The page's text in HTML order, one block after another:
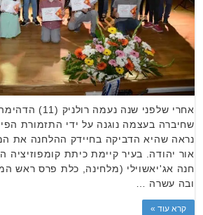
אחרי שלפני שנה
שחיברה בעצמה נוגנה על ידי התזמורת
נראה שהיא הדביקה בחיידק ההלחנה את
אור יהודה. בעיר קיימת כיתת קומפוזיציה
חנה אג'יאשוילי (מלחינה, כלת פרס ראש
ובה עשרה …
קרא עוד »